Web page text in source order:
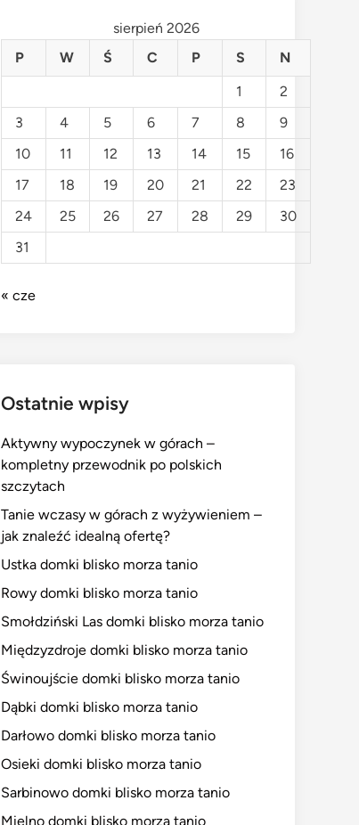
sierpień 2026
P
W Ś C P S
N
1
2
3
4 5 6 7 8
9
10
11 12 13 14 15
16
17
18 19 20 21 22
23
24
25 26 27 28 29
30
31
« cze
Ostatnie wpisy
Aktywny wypoczynek w górach –
kompletny przewodnik po polskich
szczytach
Tanie wczasy w górach z wyżywieniem –
jak znaleźć idealną ofertę?
Ustka domki blisko morza tanio
Rowy domki blisko morza tanio
Smołdziński Las domki blisko morza tanio
Międzyzdroje domki blisko morza tanio
Świnoujście domki blisko morza tanio
Dąbki domki blisko morza tanio
Darłowo domki blisko morza tanio
Osieki domki blisko morza tanio
Sarbinowo domki blisko morza tanio
Mielno domki blisko morza tanio